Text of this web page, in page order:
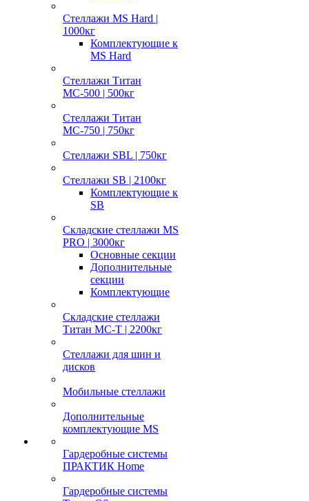
Стеллажи MS Hard |
1000кг
Комплектующие к
MS Hard
Стеллажи Титан
МС-500 | 500кг
Стеллажи Титан
МС-750 | 750кг
Стеллажи SBL | 750кг
Стеллажи SB | 2100кг
Комплектующие к
SB
Складские стеллажи MS
PRO | 3000кг
Основные секции
Дополнительные
секции
Комплектующие
Складские стеллажи
Титан МС-Т | 2200кг
Стеллажи для шин и
дисков
Мобильные стеллажи
Дополнительные
комплектующие MS
Гардеробные системы
ПРАКТИК Home
Гардеробные системы